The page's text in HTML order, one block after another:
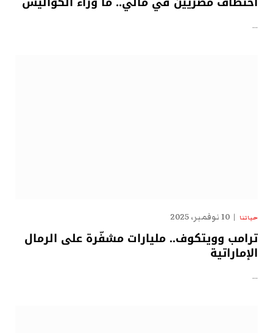
…
حياتنا 10 نوفمبر، 2025
ترامب وويتكوف.. مليارات مشفّرة على الرمال
الإماراتية
…